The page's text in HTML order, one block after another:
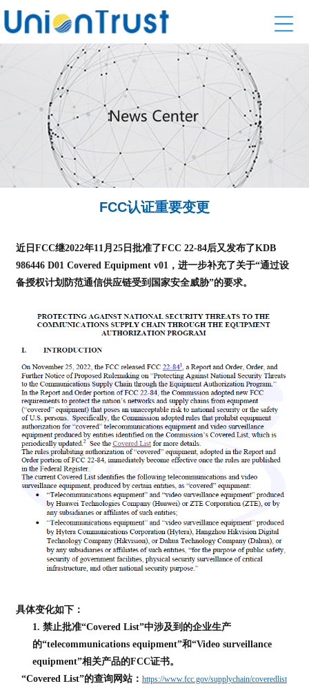
FCC认证重要变更
近日FCC继2022年11月25日批准了FCC 22-84后又发布了KDB
986446 D01 Covered Equipment v01，进一步补充了关于“通过设
备授权计划防范通信供应链受到国家安全威胁”的要求。
具体变化如下：
1. 禁止批准“Covered List”中涉及到的企业生产
的“telecommunications equipment”和“Video surveillance
equipment”相关产品的FCC证书。
“Covered List”的查询网站： https://www.fcc.gov/supplychain/coveredlist